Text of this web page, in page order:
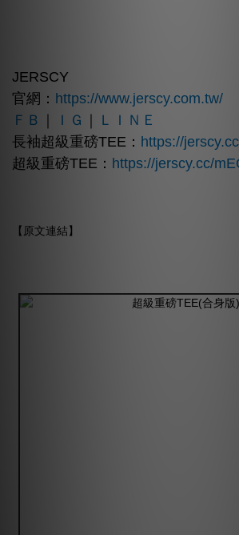
JERSCY
官網： https://www.jerscy.com.tw/
ＦＢ
ＩＧ
ＬＩＮＥ
長袖超級重磅TEE： https://
超級重磅TEE： https://jerscy.cc/
【 原文連結】